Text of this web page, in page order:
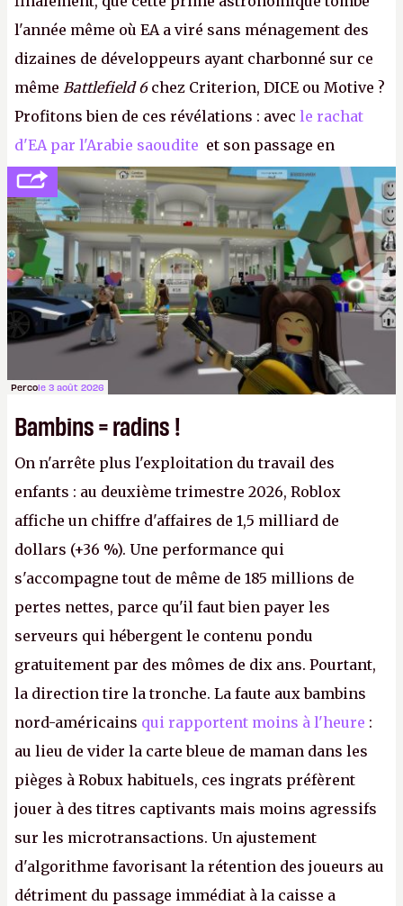
l'année même où EA a viré sans ménagement des
dizaines de développeurs ayant charbonné sur ce
même Battlefield 6chez Criterion, DICE ou Motive ?
Profitons bien de ces révélations : avec le rachat
d'EA par l'Arabie saoudite et son passage en
société privée, l'éditeur n'aura bientôt plus
l'obligation de publier ses bilans. Encore une
victoire pour la transparence.P.
Percole 3 août 2026
Bambins = radins !
On n'arrête plus l'exploitation du travail des
enfants : au deuxième trimestre 2026, Roblox
affiche un chiffre d'affaires de 1,5 milliard de
dollars (+36 %). Une performance qui
s'accompagne tout de même de 185 millions de
pertes nettes, parce qu'il faut bien payer les
serveurs qui hébergent le contenu pondu
gratuitement par des mômes de dix ans. Pourtant,
la direction tire la tronche. La faute aux bambins
nord-américains qui rapportent moins à l'heure :
au lieu de vider la carte bleue de maman dans les
pièges à Robux habituels, ces ingrats préfèrent
jouer à des titres captivants mais moins agressifs
sur les microtransactions. Un ajustement
d'algorithme favorisant la rétention des joueurs au
détriment du passage immédiat à la caisse a